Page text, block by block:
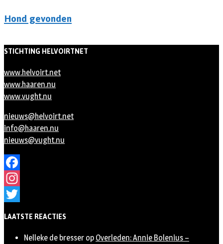
Hond gevonden
STICHTING HELVOIRTNET
www.helvoirt.net
www.haaren.nu
www.vught.nu
nieuws@helvoirt.net
info@haaren.nu
nieuws@vught.nu
Facebook
Instagram
LAATSTE REACTIES
Nelleke de bresser op Overleden: Annie Bolenius –